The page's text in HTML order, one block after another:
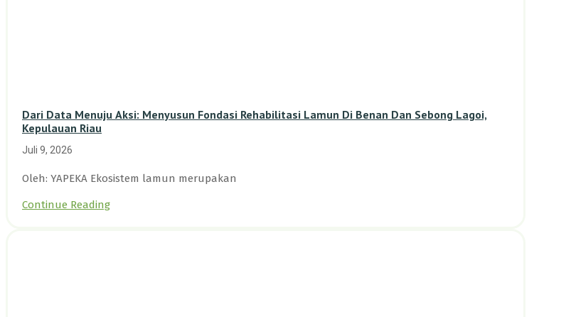
Dari Data Menuju Aksi: Menyusun Fondasi Rehabilitasi Lamun Di Benan Dan Sebong Lagoi,
Kepulauan Riau
Juli 9, 2026
Oleh: YAPEKA Ekosistem lamun merupakan
Continue Reading